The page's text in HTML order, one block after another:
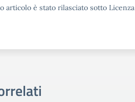
articolo è stato rilasciato sotto Licenza